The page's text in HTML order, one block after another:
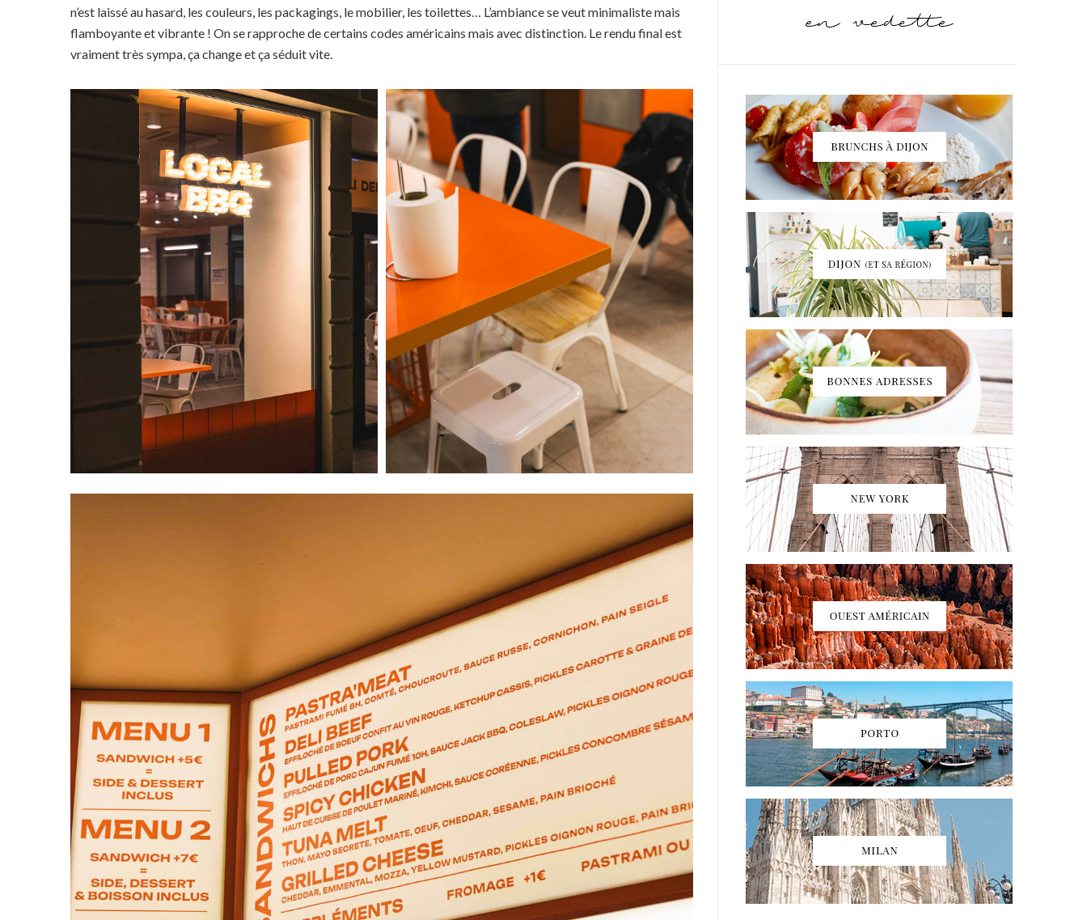
n’est laissé au hasard, les couleurs, les packagings, le mobilier, les toilettes… L’ambiance se veut minimaliste mais
flamboyante et vibrante ! On se rapproche de certains codes américains mais avec distinction. Le rendu final est
vraiment très sympa, ça change et ça séduit vite.